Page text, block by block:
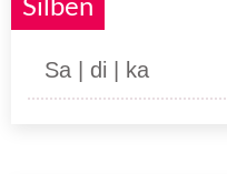
Silben
Sa | di | ka